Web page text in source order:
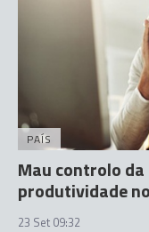
PAÍS
Mau controlo
produtividade
23 Set 09:32